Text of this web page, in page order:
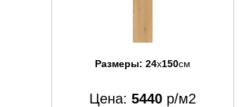
Размеры: 24x150см
Цена: 5440 р/м2